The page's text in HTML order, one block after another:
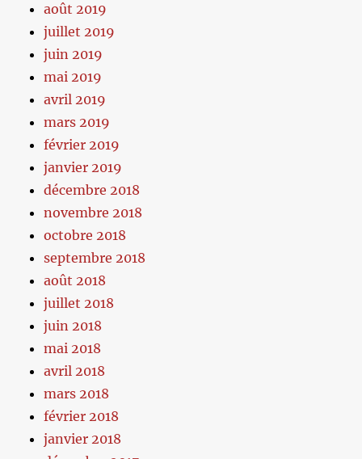
août 2019
juillet 2019
juin 2019
mai 2019
avril 2019
mars 2019
février 2019
janvier 2019
décembre 2018
novembre 2018
octobre 2018
septembre 2018
août 2018
juillet 2018
juin 2018
mai 2018
avril 2018
mars 2018
février 2018
janvier 2018